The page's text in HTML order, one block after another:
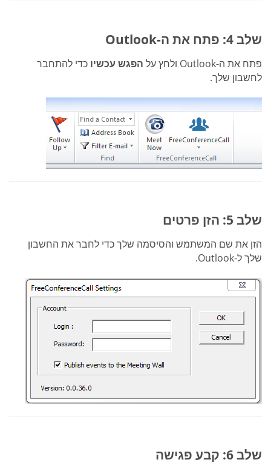
שלב 4: פתח את ה-Outlook
פתח את ה-Outlook ולחץ על הפגש עכשיו כדי להתחבר
לחשבון שלך.
שלב 5: הזן פרטים
הזן את שם המשתמש והסיסמה שלך כדי לחבר את החשבון
שלך ל-Outlook.
שלב 6: קבע פגישה